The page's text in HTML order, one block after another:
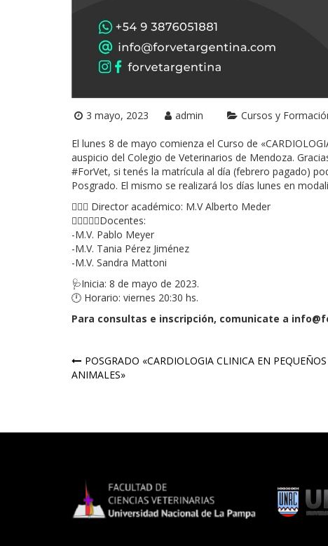
3 mayo, 2023 admin Cursos y
El lunes 8 de mayo comienza el Curso de
auspicio del Colegio de Veterinarios de Mendoza.
#ForVet, si tenés la matrícula al día (febrero pagado)
Posgrado. El mismo se realizará los días lunes en
👨🏻‍⚕ Director académico: M.V Alberto Meder
👩‍⚕️👨🏻‍⚕️Docentes:
-M.V. Pablo Meyer
-M.V. Tania Pérez Jiménez
-M.V. Sandra Mattoni
🩺Inicia: 8 de mayo de 2023.
🕛 Horario: viernes 20:30 hs.
Para consultas e inscripción, comunicate a
Navegación
de
POSGRADO «CARDIOLOGIA CLINICA EN PEQUEÑOS
ANIMALES»